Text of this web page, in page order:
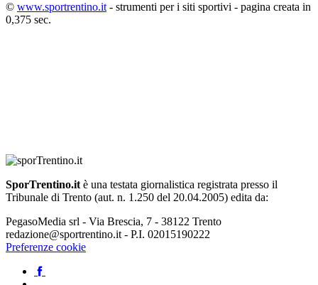
© www.sportrentino.it- strumenti per i siti sportivi - pagina creata in
0,375 sec.
SporTrentino.itè una testata giornalistica registrata presso il
Tribunale di Trento (aut. n. 1.250 del 20.04.2005) edita da:
PegasoMedia srl - Via Brescia, 7 - 38122 Trento
redazione@sportrentino.it - P.I. 02015190222
Preferenze cookie